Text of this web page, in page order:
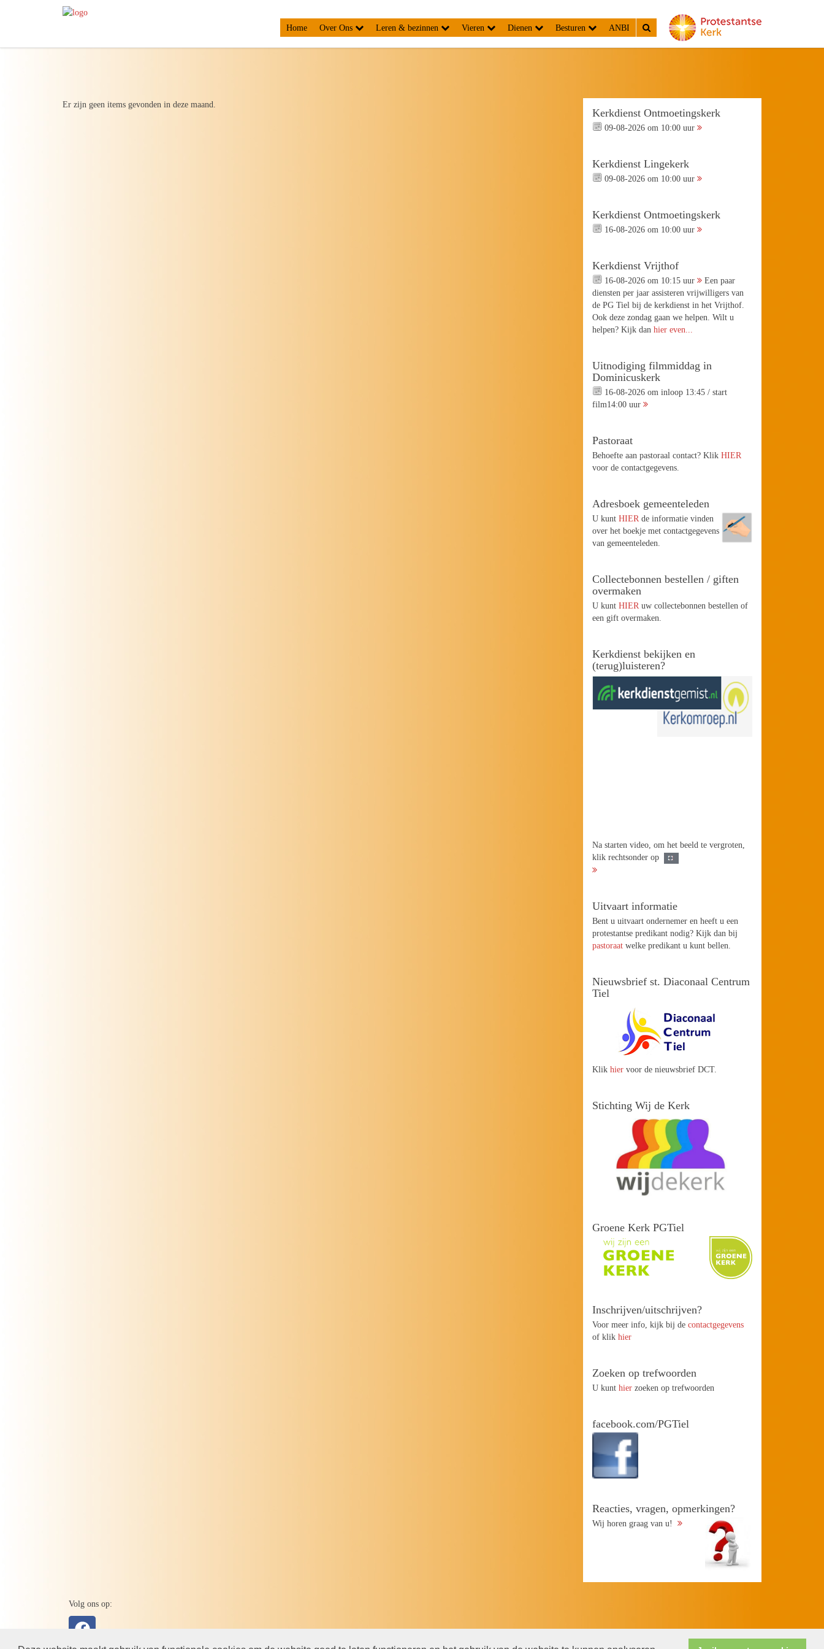
Home Over Ons Leren & bezinnen Vieren Dienen Besturen ANBI
Er zijn geen items gevonden in deze maand.
Kerkdienst Ontmoetingskerk
09-08-2026 om 10:00 uur
Kerkdienst Lingekerk
09-08-2026 om 10:00 uur
Kerkdienst Ontmoetingskerk
16-08-2026 om 10:00 uur
Kerkdienst Vrijthof
16-08-2026 om 10:15 uur
Een paar
diensten per jaar assisteren vrijwilligers van
de PG Tiel bij de kerkdienst in het Vrijthof.
Ook deze zondag gaan we helpen. Wilt u
helpen? Kijk danhier even...
Uitnodiging filmmiddag in
Dominicuskerk
16-08-2026 om inloop 13:45 / start
film14:00 uur
Pastoraat
Behoefte aan pastoraal contact? KlikHIER
voor de contactgegevens.
Adresboek gemeenteleden
U kuntHIER de informatie vinden
over het boekje met contactgegevens
van gemeenteleden.
Collectebonnen bestellen / giften
overmaken
U kuntHIER uw collectebonnen bestellen of
een gift overmaken.
Kerkdienst bekijken en
(terug)luisteren?
Na starten video, om het beeld te vergroten,
klik rechtsonder op
Uitvaart informatie
Bent u uitvaart ondernemer en heeft u een
protestantse predikant nodig? Kijk dan bij
pastoraat welke predikant u kunt bellen.
Nieuwsbrief st. Diaconaal Centrum
Tiel
Klikhier voor de nieuwsbrief DCT.
Stichting Wij de Kerk
Groene Kerk PGTiel
Inschrijven/uitschrijven?
Voor meer info, kijk bij decontactgegevens
of klikhier
Zoeken op trefwoorden
U kunthier zoeken op trefwoorden
facebook.com/PGTiel
Reacties, vragen, opmerkingen?
Wij horen graag van u!
Volg ons op: